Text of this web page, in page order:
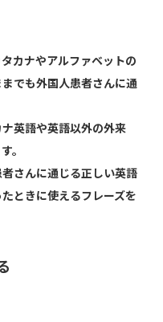
カナやアルファベットの
でも外国人患者さんに通
英語や英語以外の外来
。
さんに通じる正しい英語
ときに使えるフレーズを